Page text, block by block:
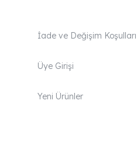
İade ve Değişim Koşulları
Üye Girişi
Yeni Ürünler